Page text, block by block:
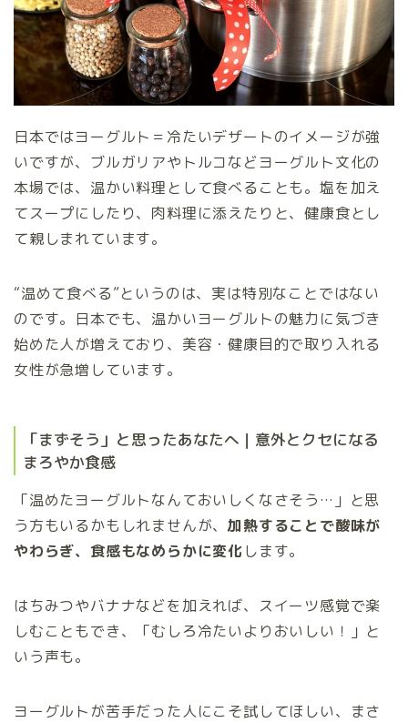
日本ではヨーグルト＝冷たいデザートのイメージが強
いですが、ブルガリアやトルコなどヨーグルト文化の
本場では、温かい料理として食べることも。塩を加え
てスープにしたり、肉料理に添えたりと、健康食とし
て親しまれています。
“温めて食べる”というのは、実は特別なことではない
のです。日本でも、温かいヨーグルトの魅力に気づき
始めた人が増えており、美容・健康目的で取り入れる
女性が急増しています。
「まずそう」と思ったあなたへ｜意外とクセになる
まろやか食感
「温めたヨーグルトなんておいしくなさそう…」と思
う方もいるかもしれませんが、加熱することで酸味が
やわらぎ、食感もなめらかに変化します。
はちみつやバナナなどを加えれば、スイーツ感覚で楽
しむこともでき、「むしろ冷たいよりおいしい！」と
いう声も。
ヨーグルトが苦手だった人にこそ試してほしい、まさ